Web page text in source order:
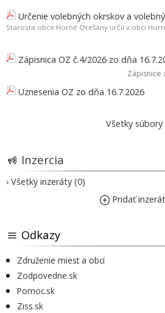
Určenie volebných okrskov a
Starosta obce Horné Orešany určil v obci
Zápisnica OZ č.4/2026 zo dňa
Zápisnice
Uznesenia OZ zo dňa 16.7.2026
Všetky súbory
Inzercia
› Všetky inzeráty (0)
Pridať inzerát
Odkazy
Združenie miest a obcí
Zodpovedne.sk
Pomoc.sk
Ziss.sk